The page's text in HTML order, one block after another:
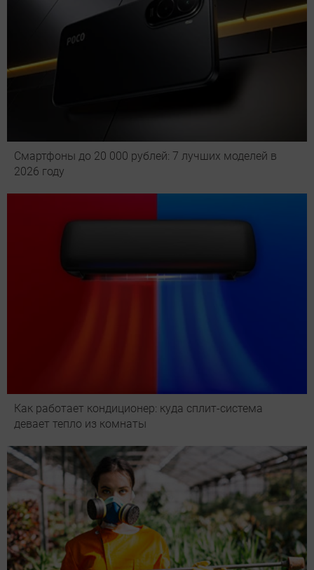
Смартфоны до 20 000 рублей: 7 лучших моделей в
2026 году
Как работает кондиционер: куда сплит-система
девает тепло из комнаты